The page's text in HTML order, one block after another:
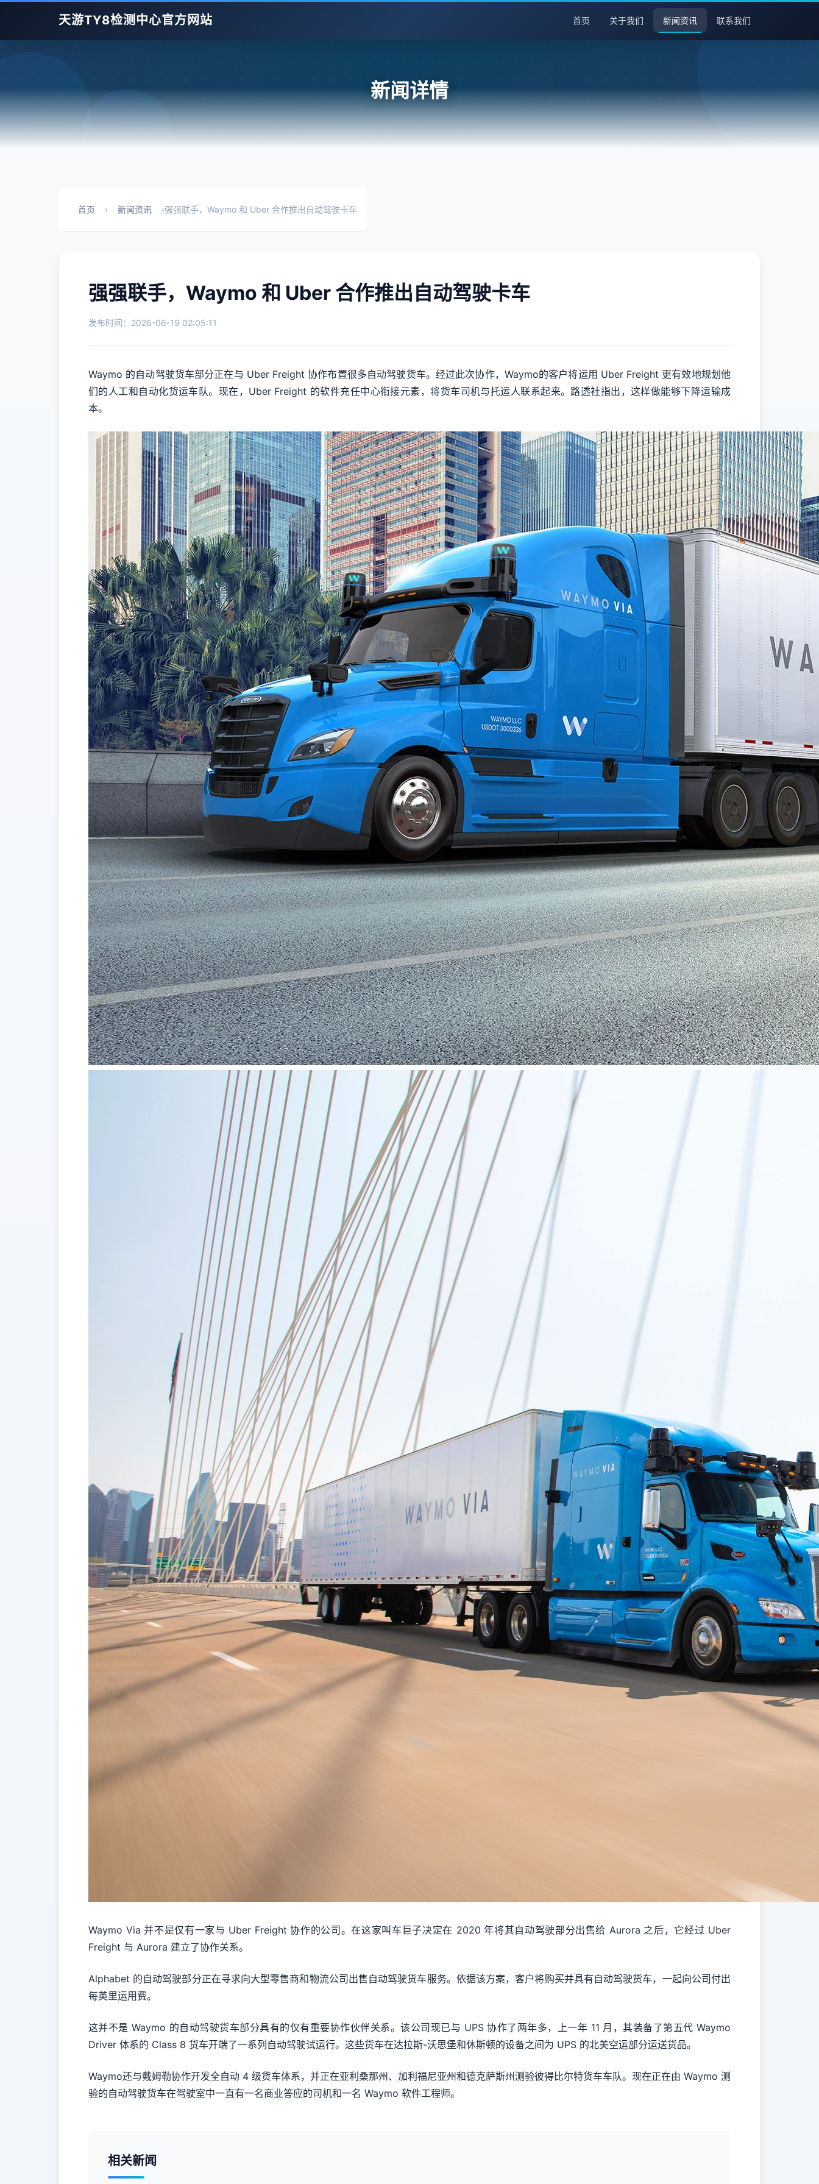
天游TY8检测中心官方网站 首页 关于我们 新闻资讯 联系我们
新闻详情
首页 › 新闻资讯 ›强强联手，Waymo 和 Uber 合作推出自动驾驶卡车
强强联手，Waymo 和 Uber 合作推出自动驾驶卡车
发布时间：2026-06-19 02:05:11
Waymo 的自动驾驶货车部分正在与 Uber Freight 协作布置很多自动驾驶货车。经过此次协作，Waymo的客户将运用 Uber Freight 更有效地规划他
们的人工和自动化货运车队。现在，Uber Freight 的软件充任中心衔接元素，将货车司机与托运人联系起来。路透社指出，这样做能够下降运输成
本。
Waymo Via 并不是仅有一家与 Uber Freight 协作的公司。在这家叫车巨子决定在 2020 年将其自动驾驶部分出售给 Aurora 之后，它经过 Uber
Freight 与 Aurora 建立了协作关系。
Alphabet 的自动驾驶部分正在寻求向大型零售商和物流公司出售自动驾驶货车服务。依据该方案，客户将购买并具有自动驾驶货车，一起向公司付出
每英里运用费。
这并不是 Waymo 的自动驾驶货车部分具有的仅有重要协作伙伴关系。该公司现已与 UPS 协作了两年多，上一年 11 月，其装备了第五代 Waymo
Driver 体系的 Class 8 货车开端了一系列自动驾驶试运行。这些货车在达拉斯-沃思堡和休斯顿的设备之间为 UPS 的北美空运部分运送货品。
Waymo还与戴姆勒协作开发全自动 4 级货车体系，并正在亚利桑那州、加利福尼亚州和德克萨斯州测验彼得比尔特货车车队。现在正在由 Waymo 测
验的自动驾驶货车在驾驶室中一直有一名商业答应的司机和一名 Waymo 软件工程师。
相关新闻